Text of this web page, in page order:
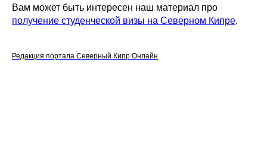
Вам может быть интересен наш материал про
получение студенческой визы на Северном Кипре.
Редакция портала Северный Кипр Онлайн